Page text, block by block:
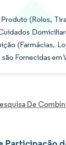
(Rolos,
(Farmácias,
Fornecidas em
De